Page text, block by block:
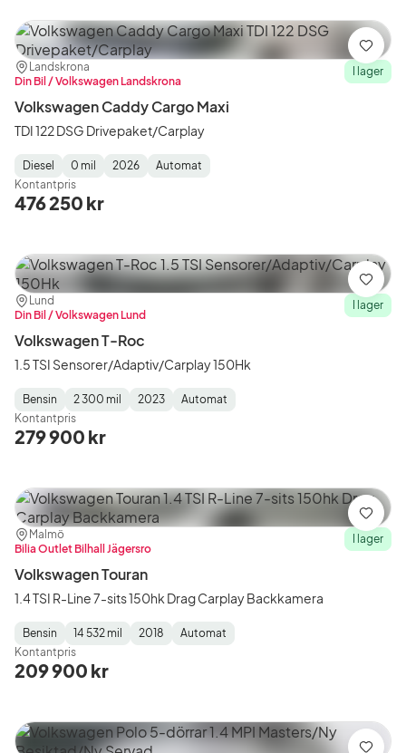
Plats:Landskrona
Återförsäljare:
Din Bil / Volkswagen Landskrona
I lager
Volkswagen Caddy Cargo Maxi
TDI 122 DSG Drivepaket/Carplay
Fuel
Type:
Diesel
Mätarställning :
0 mil
Model
Year:
2026
Gearbox
Type:
Automat
Kontantpris
476 250 kr
Spara
Plats:
Lund
Återförsäljare:
Din Bil / Volkswagen Lund
I lager
Volkswagen T-Roc
1.5 TSI Sensorer/Adaptiv/Carplay 150Hk
Fuel
Type:
Bensin
Mätarställning:
2 300 mil
Model
Year:
2023
Gearbox
Type:
Automat
Kontantpris
279 900 kr
Spara
Plats:
Malmö
Återförsäljare:
Bilia Outlet Bilhall Jägersro
I lager
Volkswagen Touran
1.4 TSI R-Line 7-sits 150hk Drag Carplay Backkamera
Fuel
Type:
Bensin
Mätarställning:
14 532 mil
Model
Year:
2018
Gearbox
Type:
Automat
Kontantpris
209 900 kr
Spara